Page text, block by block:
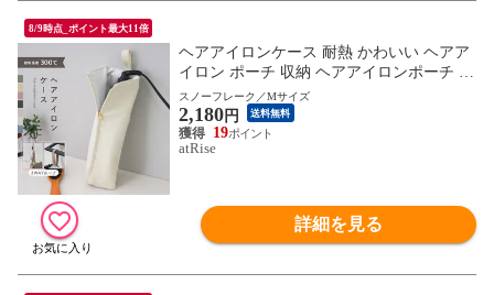
8/9時点_ポイント最大11倍
ヘアアイロンケース 耐熱 かわいい ヘアア
イロン ポーチ 収納 ヘアアイロンポーチ 吊
り下げ 引っ掛け 旅行 トラベル 持ち運び
ヘアアイロンホルダー ヘアアイロンカバー
耐熱ケース コテ入れ 収納ケース アイロン
カバー ヘアアイロン収納 ケース ナイロン
スノーフレーク／Mサイズ
2,180円 送料無料
19
atRise
詳細を見る